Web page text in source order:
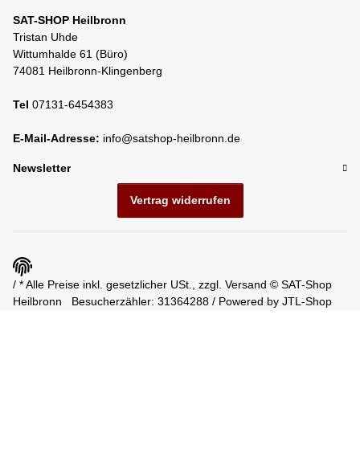
SAT-SHOP Heilbronn
Tristan Uhde
Wittumhalde 61 (Büro)
74081 Heilbronn-Klingenberg
Tel 07131-6454383
E-Mail-Adresse: info@satshop-heilbronn.de
Newsletter
Vertrag widerrufen
/ * Alle Preise inkl. gesetzlicher USt., zzgl. Versand © SAT-Shop
Heilbronn
Besucherzähler: 31364288 / Powered by JTL-Shop